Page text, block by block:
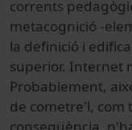
corrents
metacognició -
la definició i
superior. Internet
Probablement,
de cometre'l, com
conseqüència,